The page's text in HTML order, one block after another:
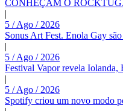
CONHEÇAM O
|
5 / Ago / 2026
Sonus Art Fest. Enola Gay
|
5 / Ago / 2026
Festival Vapor revela Iolanda,
|
5 / Ago / 2026
Spotify criou um novo modo